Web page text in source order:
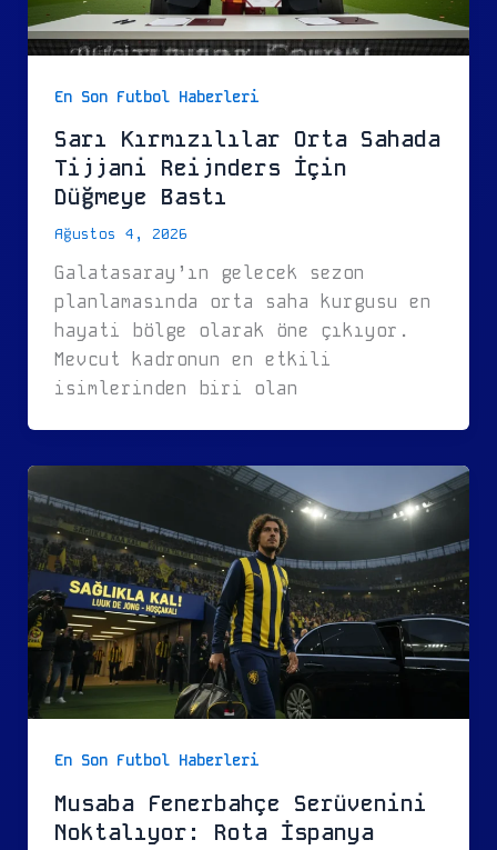
En Son Futbol Haberleri
Sarı Kırmızılılar Orta Sahada
Tijjani Reijnders İçin
Düğmeye Bastı
Ağustos 4, 2026
Galatasaray’ın gelecek sezon
planlamasında orta saha kurgusu en
hayati bölge olarak öne çıkıyor.
Mevcut kadronun en etkili
isimlerinden biri olan
En Son Futbol Haberleri
Musaba Fenerbahçe Serüvenini
Noktalıyor: Rota İspanya